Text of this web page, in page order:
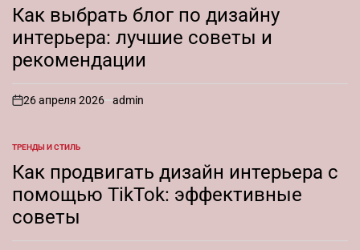
ВКак выбрать блог по дизайну
интерьера: лучшие советы и
рекомендации
on
26 апреля 2026 admin
ОПУБЛИКОВАНО
В
ТРЕНДЫ И СТИЛЬ
Как продвигать дизайн интерьера с
помощью TikTok: эффективные
советы